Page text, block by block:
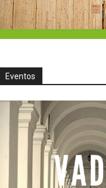
Eventos